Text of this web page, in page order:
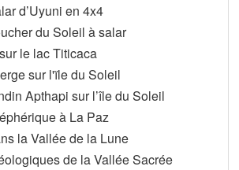
d’Uyuni en 4x4
du Soleil à salar
le lac Titicaca
sur l'ïle du Soleil
Apthapi sur l’île du Soleil
à La Paz
la Vallée de la Lune
de la Vallée Sacrée